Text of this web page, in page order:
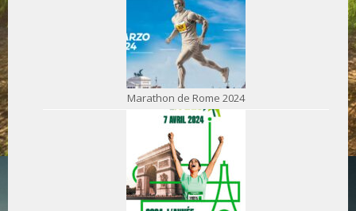
Marathon de Rome 2024